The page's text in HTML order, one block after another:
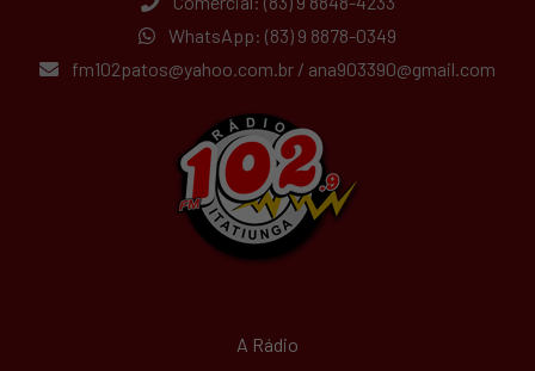
WhatsApp: (83) 9 8878-0349
fm102patos@yahoo.com.br / ana903390@gmail.com
A Rádio